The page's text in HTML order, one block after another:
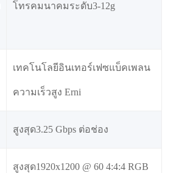
โทรคมนาคมระดับ3-12g
เทคโนโลยีอินเทอร์เฟซแบ็คเพลน
ความเร็วสูง Erni
สูงสุด3.25 Gbps ต่อช่อง
สูงสุด1920x1200 @ 60 4:4:4 RGB